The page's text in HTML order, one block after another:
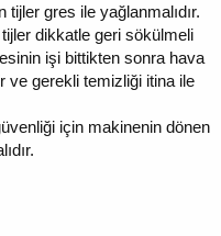
tijler gres ile yağlanmalıdır.
dikkatle geri sökülmeli
işi bittikten sonra hava
ve gerekli temizliği itina ile
için makinenin dönen